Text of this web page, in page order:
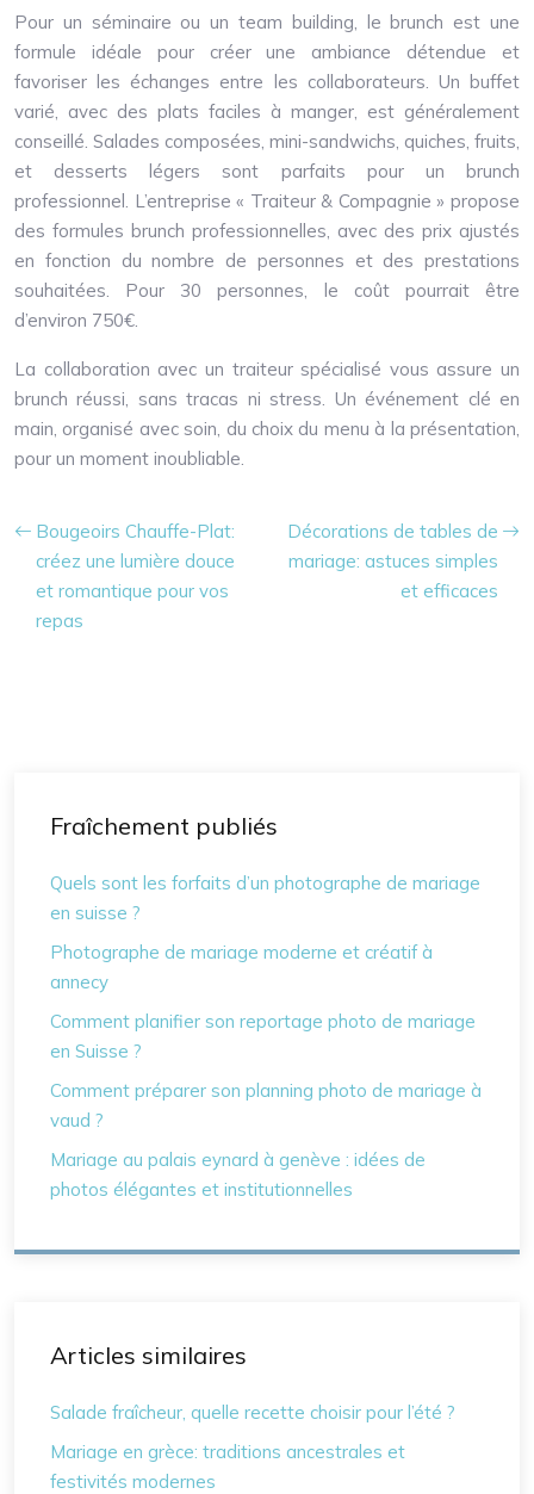
Pour un séminaire ou un team building, le brunch est une
formule idéale pour créer une ambiance détendue et
favoriser les échanges entre les collaborateurs. Un buffet
varié, avec des plats faciles à manger, est généralement
conseillé. Salades composées, mini-sandwichs, quiches, fruits,
et desserts légers sont parfaits pour un brunch
professionnel. L’entreprise « Traiteur & Compagnie » propose
des formules brunch professionnelles, avec des prix ajustés
en fonction du nombre de personnes et des prestations
souhaitées. Pour 30 personnes, le coût pourrait être
d’environ 750€.
La collaboration avec un traiteur spécialisé vous assure un
brunch réussi, sans tracas ni stress. Un événement clé en
main, organisé avec soin, du choix du menu à la présentation,
pour un moment inoubliable.
Bougeoirs Chauffe-Plat:
créez une lumière douce
et romantique pour vos
repas
Décorations de tables de
mariage: astuces simples
et efficaces
Fraîchement publiés
Quels sont les forfaits d’un photographe de mariage
en suisse ?
Photographe de mariage moderne et créatif à
annecy
Comment planifier son reportage photo de mariage
en Suisse ?
Comment préparer son planning photo de mariage à
vaud ?
Mariage au palais eynard à genève : idées de
photos élégantes et institutionnelles
Articles similaires
Salade fraîcheur, quelle recette choisir pour l’été ?
Mariage en grèce: traditions ancestrales et
festivités modernes